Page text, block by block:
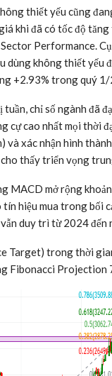
thiết yếu cũng
khi đã có tốc độ
Performance.
dùng không thiết yếu
+2.93% trong quý
chỉ số ngành đã
cự cao nhất mọi thời
và xác nhận hình
thấy triển vọng
MACD mở rộng
tín hiệu mua trong bối
duy trì từ 2024 đến
Target) trong thời
Fibonacci Projection